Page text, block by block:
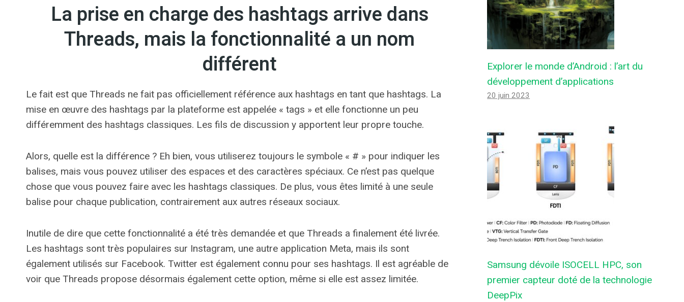
La prise en charge des hashtags arrive dans
Threads, mais la fonctionnalité a un nom
différent
Le fait est que Threads ne fait pas officiellement référence aux hashtags en tant que hashtags. La
mise en œuvre des hashtags par la plateforme est appelée « tags » et elle fonctionne un peu
différemment des hashtags classiques. Les fils de discussion y apportent leur propre touche.
Alors, quelle est la différence ? Eh bien, vous utiliserez toujours le symbole « # » pour indiquer les
balises, mais vous pouvez utiliser des espaces et des caractères spéciaux. Ce n’est pas quelque
chose que vous pouvez faire avec les hashtags classiques. De plus, vous êtes limité à une seule
balise pour chaque publication, contrairement aux autres réseaux sociaux.
Inutile de dire que cette fonctionnalité a été très demandée et que Threads a finalement été livrée.
Les hashtags sont très populaires sur Instagram, une autre application Meta, mais ils sont
également utilisés sur Facebook. Twitter est également connu pour ses hashtags. Il est agréable de
voir que Threads propose désormais également cette option, même si elle est assez limitée.
Explorer le monde d’Android : l’art du
développement d’applications
20 juin 2023
Samsung dévoile ISOCELL HPC, son
premier capteur doté de la technologie
DeepPix